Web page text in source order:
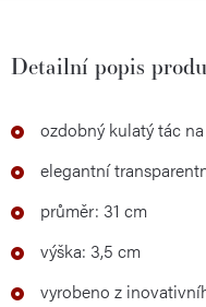
Detailní popis
ozdobný kulatý tác
elegantní
průměr: 31 cm
výška: 3,5 cm
vyrobeno z